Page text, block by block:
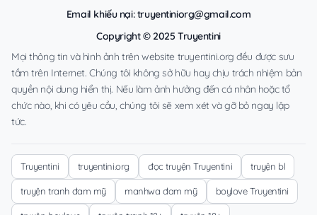
Email khiếu nại:truyentiniorg@gmail.com
Copyright © 2025 Truyentini
Mọi thông tin và hình ảnh trên website truyentini.org đều được sưu
tầm trên Internet. Chúng tôi không sở hữu hay chịu trách nhiệm bản
quyền nội dung hiển thị. Nếu làm ảnh hưởng đến cá nhân hoặc tổ
chức nào, khi có yêu cầu, chúng tôi sẽ xem xét và gỡ bỏ ngay lập
tức.
Truyentini truyentini.org đọc truyện Truyentini truyện bl
truyện tranh đam mỹ manhwa đam mỹ boylove Truyentini